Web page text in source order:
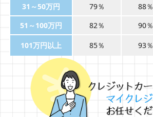
31～50万円
79％ 88％
51～100万円
82％ 90％
101万円以上
85％ 93％